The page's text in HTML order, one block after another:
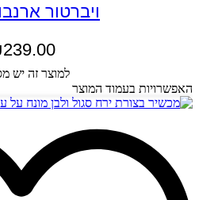
ויברטור
239.00
למוצר זה יש
האפשרויות בעמוד המוצר